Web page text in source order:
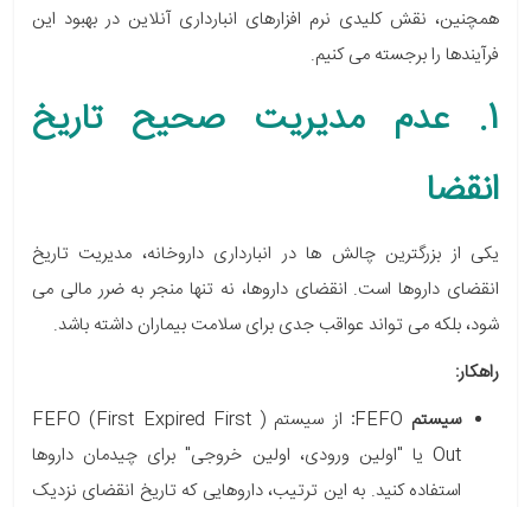
همچنین، نقش کلیدی نرم افزارهای انبارداری آنلاین در بهبود این
فرآیندها را برجسته می کنیم.
1. عدم مدیریت صحیح تاریخ
انقضا
یکی از بزرگترین چالش ها در انبارداری داروخانه، مدیریت تاریخ
انقضای داروها است. انقضای داروها، نه تنها منجر به ضرر مالی می
شود، بلکه می تواند عواقب جدی برای سلامت بیماران داشته باشد.
راهکار:
سیستم FEFO
: از سیستم (FEFO (First Expired First
Out یا "اولین ورودی، اولین خروجی" برای چیدمان داروها
استفاده کنید. به این ترتیب، داروهایی که تاریخ انقضای نزدیک